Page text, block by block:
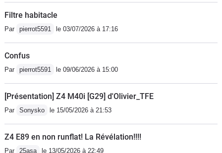
élastique, entre 1400 et 2500 tours, un
prévoir un budjet de 1500 € quand le
groupe pompe hydraulique situé dans
le coffre lâche.-Freinage d'origine un
peu juste en revanche-Pneumatique
RFT non adaptée à cette voiture ! (
tenue de route médiocre en RunFlat,
et casse de jantes ! )-Equipement de
semble manquer de CVs, mais on n'en
est belle est bien présente.le N52 en
magnésium est généreux mais
pied au cul, monsieur est linéaire, ce
qui lui fait défaut au niveau des
sensations. Pourtant, l'efficacité est là.
J'ai suivit des E86 M facilement sur
semble incompréhensible au
Filtre habitacle
Par pierrot5591 le 03/07/2026 à 17:16
Confus
Par pierrot5591 le 09/06/2026 à 15:00
[Présentation] Z4 M40i [G29] d'Olivier_TFE
Par Sonysko le 15/05/2026 à 21:53
Z4 E89 en non runflat! La Révélation!!!!
Par 25asa le 13/05/2026 à 22:49